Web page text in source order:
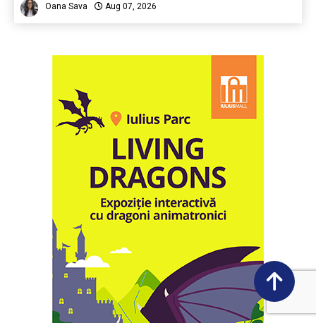
Oana Sava Aug 07, 2026